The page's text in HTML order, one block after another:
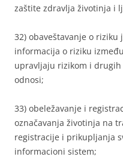
zaštite zdravlja životinja i
32) obaveštavanje o
informacija o riziku
upravljaju rizikom i
odnosi;
33) obeležavanje i
označavanja životinja na
registracije i prikupljanja
informacioni sistem;